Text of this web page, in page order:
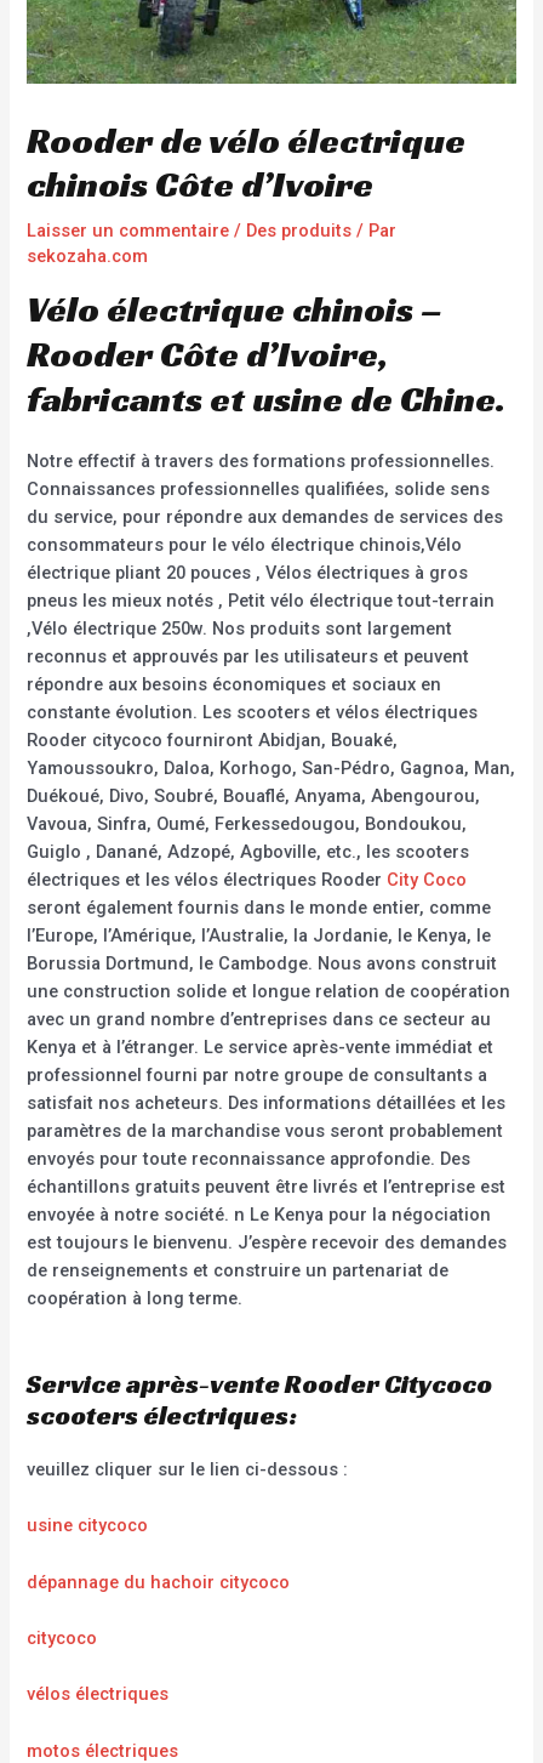
Rooder de vélo électrique
chinois Côte d’Ivoire
Laisser un commentaire / Des produits / Par
sekozaha.com
Vélo électrique chinois –
Rooder Côte d’Ivoire,
fabricants et usine de Chine.
Notre effectif à travers des formations professionnelles.
Connaissances professionnelles qualifiées, solide sens
du service, pour répondre aux demandes de services des
consommateurs pour le vélo électrique chinois,Vélo
électrique pliant 20 pouces , Vélos électriques à gros
pneus les mieux notés , Petit vélo électrique tout-terrain
,Vélo électrique 250w. Nos produits sont largement
reconnus et approuvés par les utilisateurs et peuvent
répondre aux besoins économiques et sociaux en
constante évolution. Les scooters et vélos électriques
Rooder citycoco fourniront Abidjan, Bouaké,
Yamoussoukro, Daloa, Korhogo, San-Pédro, Gagnoa, Man,
Duékoué, Divo, Soubré, Bouaflé, Anyama, Abengourou,
Vavoua, Sinfra, Oumé, Ferkessedougou, Bondoukou,
Guiglo , Danané, Adzopé, Agboville, etc., les scooters
électriques et les vélos électriques Rooder City Coco
seront également fournis dans le monde entier, comme
l’Europe, l’Amérique, l’Australie, la Jordanie, le Kenya, le
Borussia Dortmund, le Cambodge. Nous avons construit
une construction solide et longue relation de coopération
avec un grand nombre d’entreprises dans ce secteur au
Kenya et à l’étranger. Le service après-vente immédiat et
professionnel fourni par notre groupe de consultants a
satisfait nos acheteurs. Des informations détaillées et les
paramètres de la marchandise vous seront probablement
envoyés pour toute reconnaissance approfondie. Des
échantillons gratuits peuvent être livrés et l’entreprise est
envoyée à notre société. n Le Kenya pour la négociation
est toujours le bienvenu. J’espère recevoir des demandes
de renseignements et construire un partenariat de
coopération à long terme.
Service après-vente Rooder Citycoco
scooters électriques:
veuillez cliquer sur le lien ci-dessous :
usine citycoco
dépannage du hachoir citycoco
citycoco
vélos électriques
motos électriques